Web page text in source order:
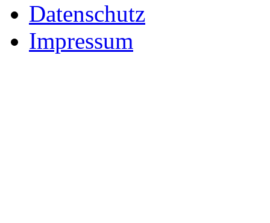
Datenschutz
Impressum